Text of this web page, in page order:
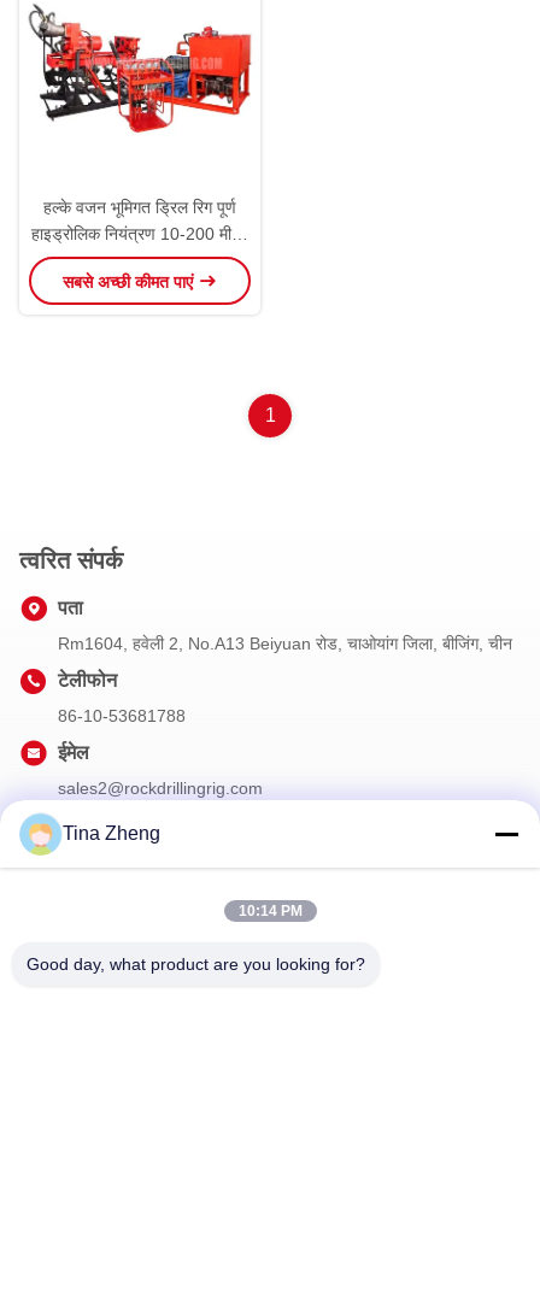
हल्के वजन भूमिगत ड्रिल रिग पूर्ण
हाइड्रोलिक नियंत्रण 10-200 मीटर
गहराई
सबसे अच्छी कीमत पाएं
1
त्वरित संपर्क
पता
Rm1604, हवेली 2, No.A13 Beiyuan रोड, चाओयांग जिला, बीजिंग, चीन
टेलीफोन
86-10-53681788
ईमेल
sales2@rockdrillingrig.com
छूट और अधिक के लिए हमारे न्यूज़लेटर की सदस्यता लें।
Tina Zheng
10:14 PM
Good day, what product are you looking for?